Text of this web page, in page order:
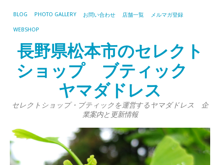
BLOG PHOTO GALLERY お問い合わせ 店舗一覧 メルマガ登録
WEBSHOP
長野県松本市のセレクト
ショップ ブティック
ヤマダドレス
セレクトショップ・ブティックを運営するヤマダドレス 企
業案内と更新情報